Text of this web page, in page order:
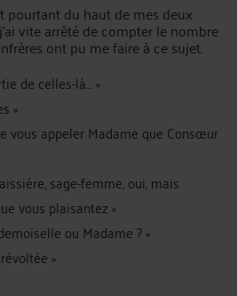
pourtant du haut de mes deux
vite arrêté de compter le nombre
ont pu me faire à ce sujet.
de celles-là… »
»
vous appeler Madame que Consœur
sage-femme, oui, mais
vous plaisantez »
ou Madame ? »
»